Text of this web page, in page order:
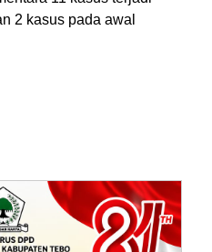
2 kasus pada awal